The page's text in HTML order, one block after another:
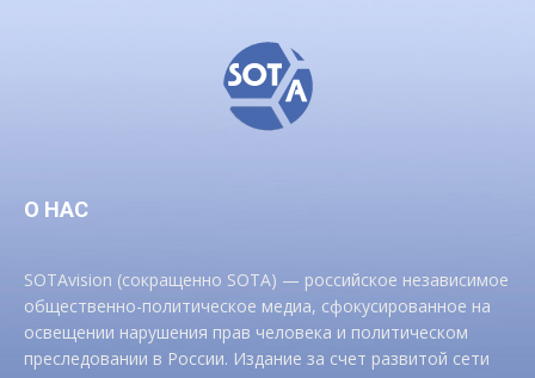
О НАС
SOTAvision (сокращенно SOTA) — российское независимое
общественно-политическое медиа, сфокусированное на
освещении нарушения прав человека и политическом
преследовании в России. Издание за счет развитой сети